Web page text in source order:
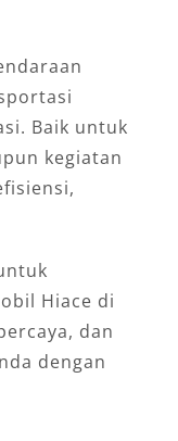
Baik untuk
kegiatan
Hiace di
dan
dengan